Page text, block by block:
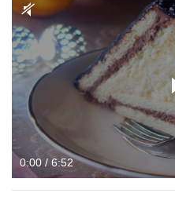
0:00 / 6:52